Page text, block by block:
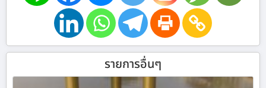
รายการอื่นๆ